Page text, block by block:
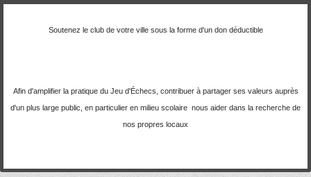
Soutenez le club de votre ville sous la forme d'un don déductible
Afin d'amplifier la pratique du Jeu d'Échecs, contribuer à partager ses valeurs auprès
d'un plus large public, en particulier en milieu scolaire nous aider dans la recherche de
nos propres locaux